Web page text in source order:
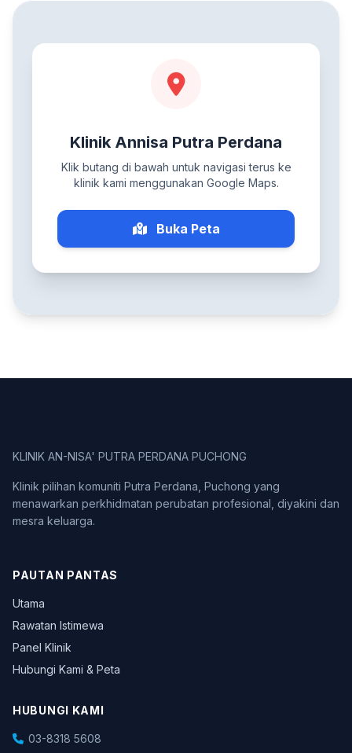
Klinik Annisa Putra Perdana
Klik butang di bawah untuk navigasi terus ke
klinik kami menggunakan Google Maps.
Buka Peta
KLINIK AN-NISA' PUTRA PERDANA PUCHONG
Klinik pilihan komuniti Putra Perdana, Puchong yang
menawarkan perkhidmatan perubatan profesional, diyakini dan
mesra keluarga.
PAUTAN PANTAS
Utama
Rawatan Istimewa
Panel Klinik
Hubungi Kami & Peta
HUBUNGI KAMI
03-8318 5608